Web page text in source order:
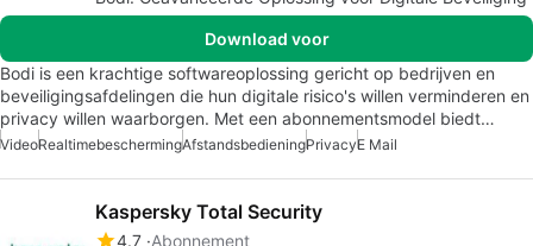
Download voor
Bodi is een krachtige softwareoplossing gericht op bedrijven en
beveiligingsafdelingen die hun digitale risico's willen verminderen en
privacy willen waarborgen. Met een abonnementsmodel biedt…
VideoRealtimebeschermingAfstandsbedieningPrivacyE Mail
Kaspersky Total Security
4.7 Abonnement